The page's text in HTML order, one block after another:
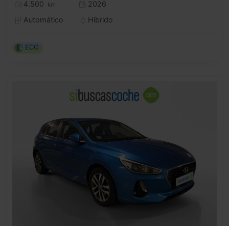
4.500 km
2026
Automático
Híbrido
ECO